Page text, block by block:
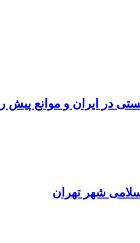
در ایران و موانع پیش
شهر تهران